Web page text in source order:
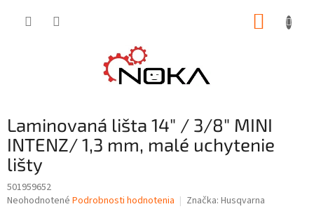
Laminovaná lišta 14" / 3/8" MINI
INTENZ/ 1,3 mm, malé uchytenie
lišty
501959652
Priemerné
Neohodnotené Podrobnosti hodnotenia Značka: Husqvarna